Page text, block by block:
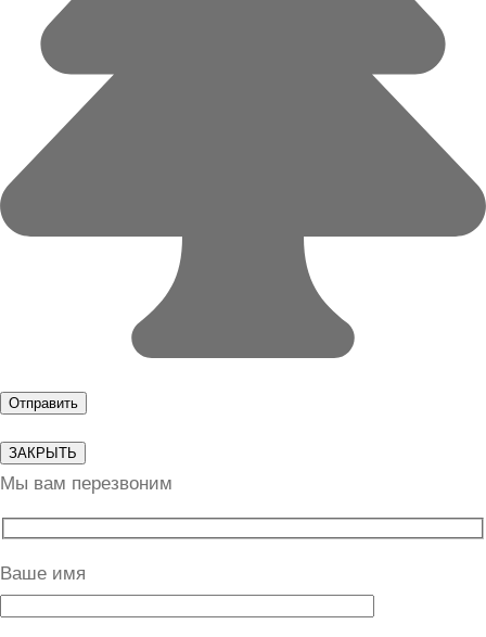
ЗАКРЫТЬ
Мы вам перезвоним
Ваше имя